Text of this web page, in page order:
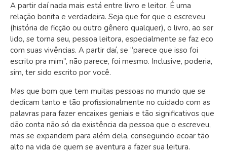
A partir daí nada mais está entre livro e leitor. É uma
relação bonita e verdadeira. Seja que for que o escreveu
(história de ficção ou outro gênero qualquer), o livro, ao ser
lido, se torna seu, pessoa leitora, especialmente se faz eco
com suas vivências. A partir daí, se “parece que isso foi
escrito pra mim”, não parece, foi mesmo. Inclusive, poderia,
sim, ter sido escrito por você.
Mas que bom que tem muitas pessoas no mundo que se
dedicam tanto e tão profissionalmente no cuidado com as
palavras para fazer encaixes geniais e tão significativos que
dão conta não só da existência da pessoa que o escreveu,
mas se expandem para além dela, conseguindo ecoar tão
alto na vida de quem se aventura a fazer sua leitura.